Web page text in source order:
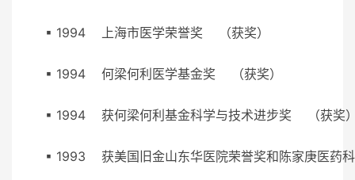
▪ 1994 上海市医学荣誉奖 （获奖）
▪ 1994 何梁何利医学基金奖 （获奖）
▪ 1994 获何梁何利基金科学与技术进步奖 （获
▪ 1993 获美国旧金山东华医院荣誉奖和陈家庚医